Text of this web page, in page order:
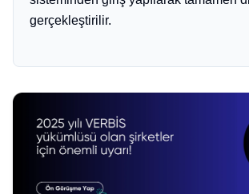
gerçekleştirilir.